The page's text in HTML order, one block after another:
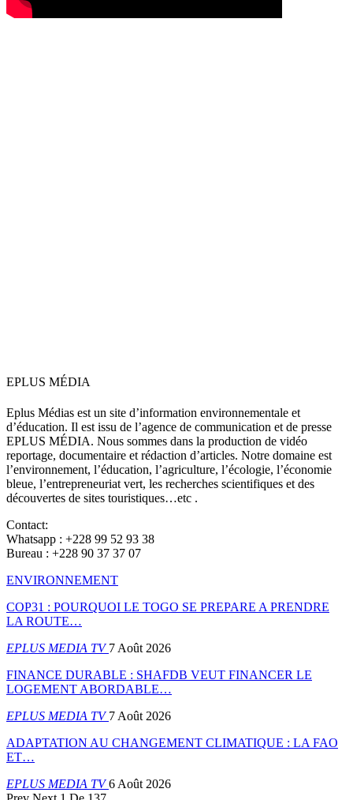
EPLUS MÉDIA
Eplus Médias est un site d’information environnementale et
d’éducation. Il est issu de l’agence de communication et de presse
EPLUS MÉDIA. Nous sommes dans la production de vidéo
reportage, documentaire et rédaction d’articles. Notre domaine est
l’environnement, l’éducation, l’agriculture, l’écologie, l’économie
bleue, l’entrepreneuriat vert, les recherches scientifiques et des
découvertes de sites touristiques…etc .
Contact:
Whatsapp : +228 99 52 93 38
Bureau : +228 90 37 37 07
ENVIRONNEMENT
COP31 : POURQUOI LE TOGO SE PREPARE A PRENDRE
LA ROUTE…
EPLUS MEDIA TV7 Août 2026
FINANCE DURABLE : SHAFDB VEUT FINANCER LE
LOGEMENT ABORDABLE…
EPLUS MEDIA TV7 Août 2026
ADAPTATION AU CHANGEMENT CLIMATIQUE : LA FAO
ET…
EPLUS MEDIA TV6 Août 2026